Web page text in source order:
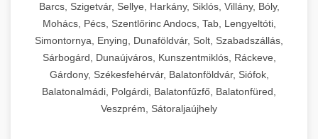
Barcs, Szigetvár, Sellye, Harkány, Siklós, Villány, Bóly,
Mohács, Pécs, Szentlőrinc Andocs, Tab, Lengyeltóti,
Simontornya, Enying, Dunaföldvár, Solt, Szabadszállás,
Sárbogárd, Dunaújváros, Kunszentmiklós, Ráckeve,
Gárdony, Székesfehérvár, Balatonföldvár, Siófok,
Balatonalmádi, Polgárdi, Balatonfűzfő, Balatonfüred,
Veszprém, Sátoraljaújhely